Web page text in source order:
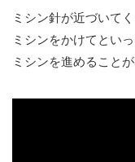
ミシン針が近づいて
ミシンをかけてとい
ミシンを進めること